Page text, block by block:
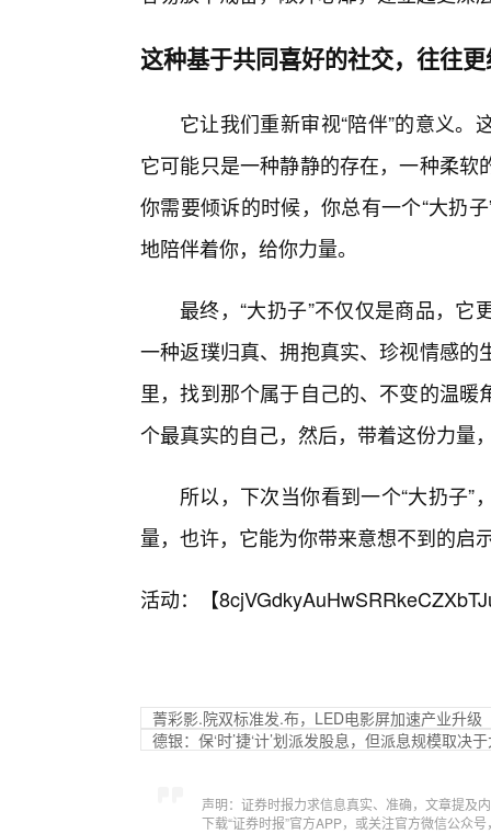
这种基于共同喜好的社交，往往
它让我们重新审视“陪伴”的意义
它可能只是一种静静的存在，一种柔
你需要倾诉的时候，你总有一个“大扔
地陪伴着你，给你力量。
最终，“大扔子”不仅仅是商品，
一种返璞归真、拥抱真实、珍视情感
里，找到那个属于自己的、不变的温
个最真实的自己，然后，带着这份力量
所以，下次当你看到一个“大扔子
量，也许，它能为你带来意想不到的启
活动：【
菁彩影.院双标准发.布，LED电影屏加速产业升级
德银：保‘时’捷‘计’划派发股息，但派息规模取决
声明：证券时报力求信息真实、准确，文章提及
下载“证券时报”官方APP，或关注官方微信公众